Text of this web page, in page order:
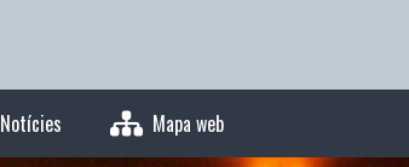
Notícies Mapa web